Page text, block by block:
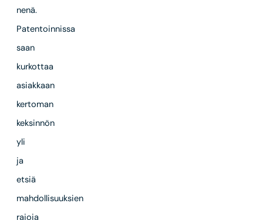
nenä.
Patentoinnissa
saan
kurkottaa
asiakkaan
kertoman
keksinnön
yli
ja
etsiä
mahdollisuuksien
rajoja